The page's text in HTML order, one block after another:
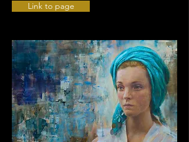
Link to page